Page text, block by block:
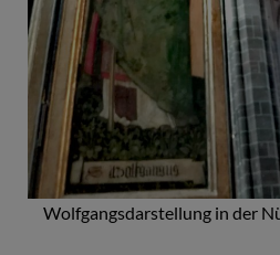
Wolfgangsdarstellung in der